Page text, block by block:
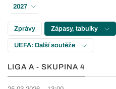
2027
Zprávy Zápasy, tabulky
UEFA: Další soutěže
LIGA A - SKUPINA 4